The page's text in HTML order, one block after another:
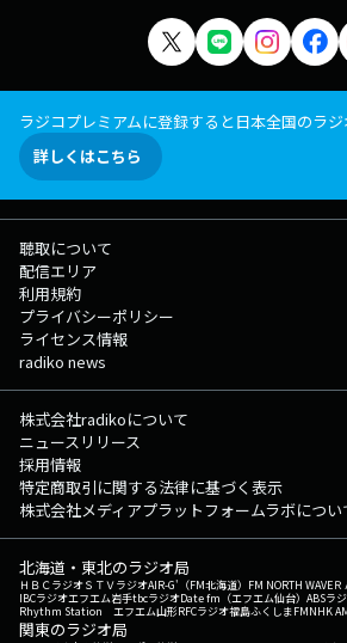
ラジコプレミアムに登録すると日本全国のラ
詳しくはこちら
聴取について
配信エリア
利用規約
プライバシーポリシー
ライセンス情報
radiko news
株式会社radikoについて
ニュースリリース
採用情報
特定商取引に関する法律に基づく表示
株式会社メディアプラットフォームラボについ
北海道・東北のラジオ局
ＨＢＣラジオＳＴＶラジオAIR-G'（FM北海道） FM NORTH WAVE
IBCラジオエフエム岩手tbcラジオDate fm（エフエム仙台） ABSラ
Rhythm Station エフエム山形RFCラジオ福島ふくしまFMNHK
関東のラジオ局